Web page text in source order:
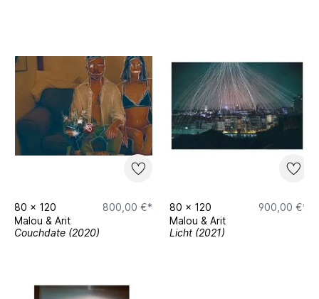
80 x 120
800,00 €*
Malou & Arit
Couchdate (2020)
80 x 120
900,00 €*
Malou & Arit
Licht (2021)